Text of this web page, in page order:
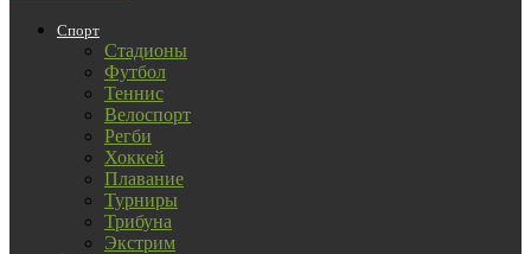
Спорт
Стадионы
Футбол
Теннис
Велоспорт
Регби
Хоккей
Плавание
Турниры
Трибуна
Экстрим